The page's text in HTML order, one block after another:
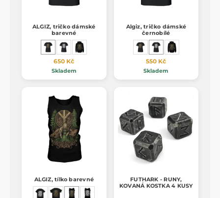
ALGIZ, tričko dámské
barevné
650 Kč
Skladem
Algiz, tričko dámské
černobílé
550 Kč
Skladem
ALGIZ, tílko barevné
FUTHARK - RUNY,
KOVANÁ KOSTKA 4 KUSY